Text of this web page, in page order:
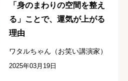
「身のまわりの空間を整え
る」ことで、運気が上がる
理由
ワタルちゃん（お笑い講演家）
2025年03月19日